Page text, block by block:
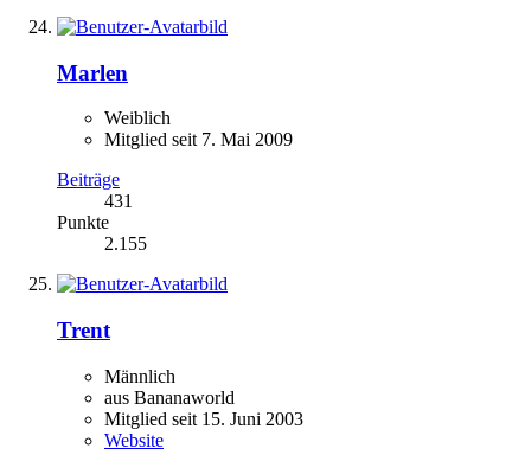
Marlen
Weiblich
Mitglied seit 7. Mai 2009
Beiträge
431
Punkte
2.155
Trent
Männlich
aus Bananaworld
Mitglied seit 15. Juni 2003
Website